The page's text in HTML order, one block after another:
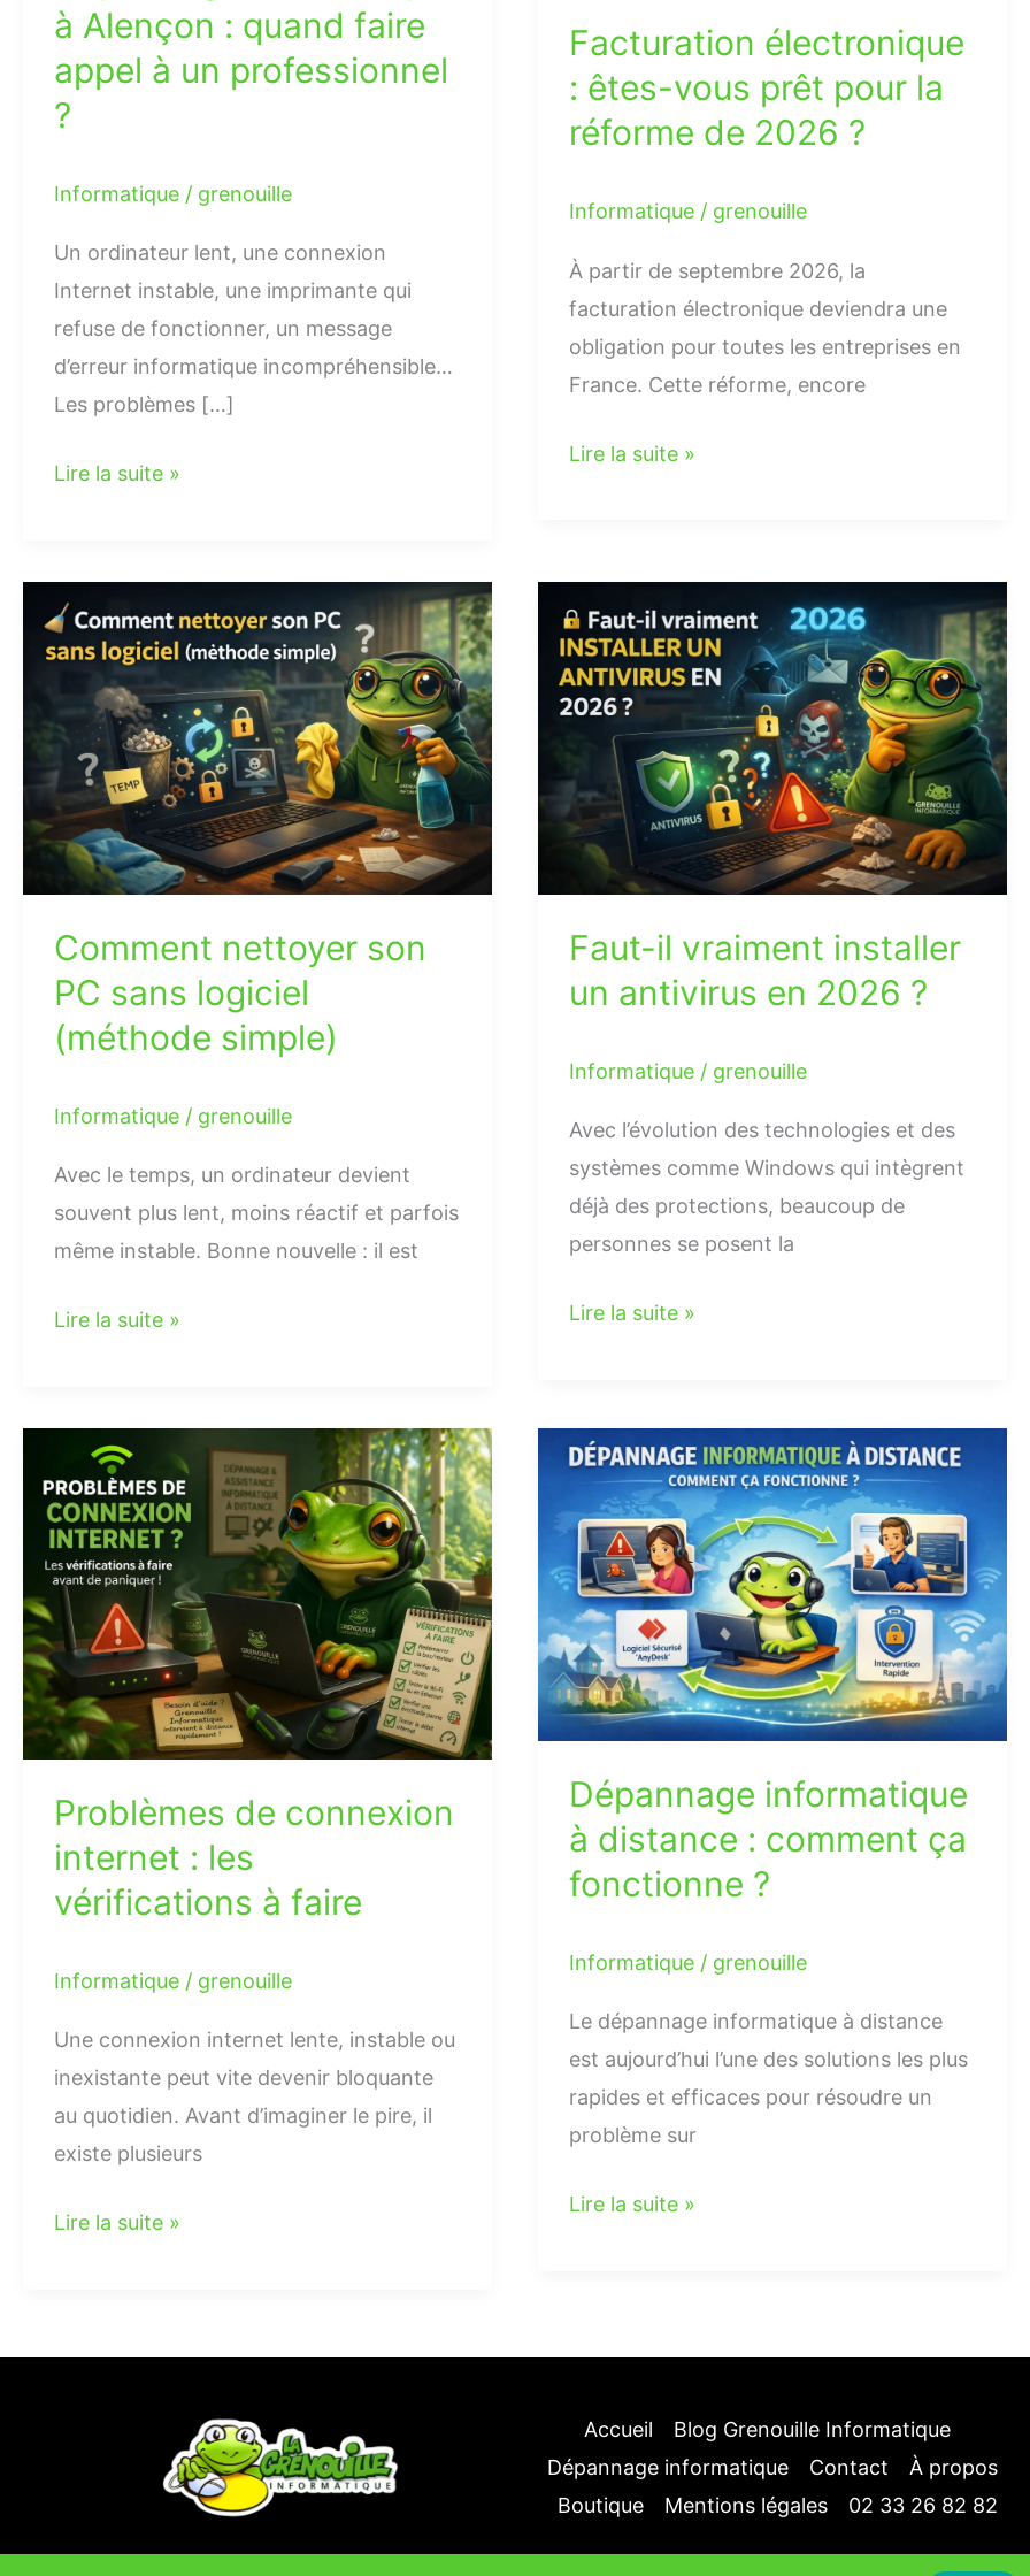
à Alençon : quand faire
appel à un professionnel
?
Informatique / grenouille
Un ordinateur lent, une connexion
Internet instable, une imprimante qui
refuse de fonctionner, un message
d’erreur informatique incompréhensible…
Les problèmes […]
un
professionnel
?
Lire la suite »
Facturation électronique
: êtes-vous prêt pour la
réforme de 2026 ?
Informatique/ grenouille
À partir de septembre 2026, la
facturation électronique deviendra une
obligation pour toutes les entreprises en
France. Cette réforme, encore
de
2026
Lire la suite »
Comment nettoyer son
PC sans logiciel
(méthode simple)
Informatique / grenouille
Avec le temps, un ordinateur devient
souvent plus lent, moins réactif et parfois
même instable. Bonne nouvelle : il est
Comment
nettoyer
PC
sans
logiciel
(méthode
simple)
Lire la suite »
Faut-il vraiment installer
un antivirus en 2026 ?
Informatique/ grenouille
Avec l’évolution des technologies et des
systèmes comme Windows qui intègrent
déjà des protections, beaucoup de
personnes se posent la
il
vraiment
installer
un
antivirus
en
2026
?
Lire la suite »
Problèmes de connexion
internet : les
vérifications à faire
Informatique / grenouille
Une connexion internet lente, instable ou
inexistante peut vite devenir bloquante
au quotidien. Avant d’imaginer le pire, il
existe plusieurs
Problèmes
de
connexion
internet
les
vérifications
à
faire
Lire la suite »
Dépannage informatique
à distance : comment ça
fonctionne ?
Informatique/ grenouille
Le dépannage informatique à distance
est aujourd’hui l’une des solutions les plus
rapides et efficaces pour résoudre un
problème sur
Dépannage
informatique
à
distance
:
comment
ça
fonctionne
?
Lire la suite »
Accueil
Blog Grenouille Informatique
Dépannage informatique
Contact
À propos
Boutique
Mentions légales 02 33 26 82 82